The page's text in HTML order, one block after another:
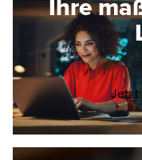
Jetzt